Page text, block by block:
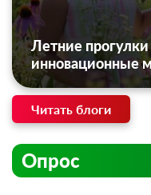
Летние
инновационные
Читать блоги
Опрос